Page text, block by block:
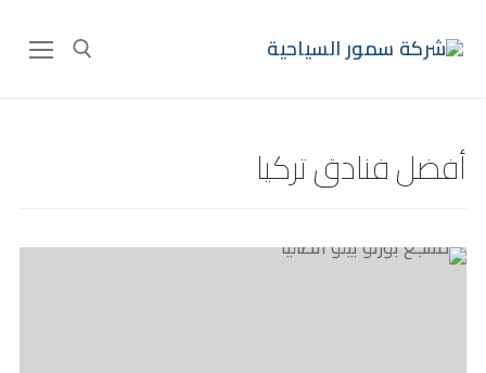
أفضل فنادق تركيا